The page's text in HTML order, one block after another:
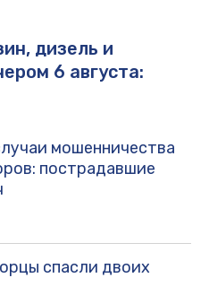
дизель и
6 августа:
мошенничества
пострадавшие
спасли двоих